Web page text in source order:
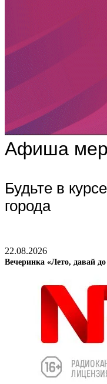
Афиша
Будьте в
города
22.08.2026
Вечеринка «Лето, давай